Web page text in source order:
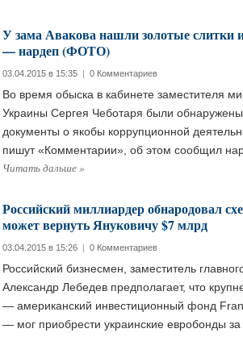
У зама Авакова нашли золотые слитки
— нардеп (ФОТО)
03.04.2015 в 15:35 | 0 Комментариев
Во время обыска в кабинете заместителя
Украины Сергея Чеботаря были обнаружены
документы о якобы коррупционной
пишут «Комментарии», об этом сообщил
Читать дальше»
Российский миллиардер обнародовал
может вернуть Януковичу $7 млрд
03.04.2015 в 15:26 | 0 Комментариев
Российский бизнесмен, заместитель
Александр Лебедев предполагает, что
— американский инвестиционный фонд
— мог приобрести украинские евробонды